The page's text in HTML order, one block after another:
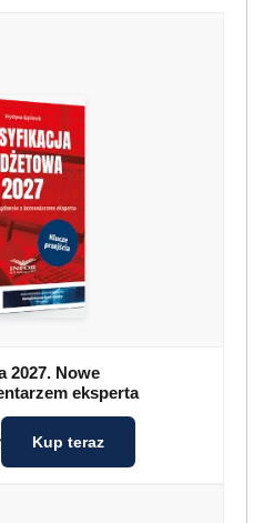
2027. Nowe
eksperta
Kup teraz